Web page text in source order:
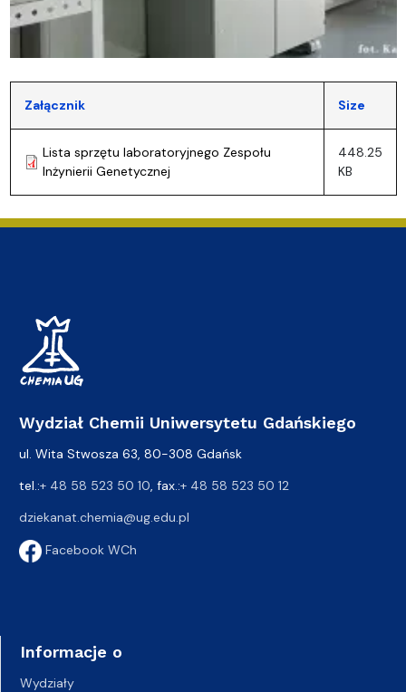
Załącznik Size
Lista sprzętu laboratoryjnego Zespołu
Inżynierii Genetycznej
448.25
KB
Wydział Chemii Uniwersytetu Gdańskiego
ul. Wita Stwosza 63, 80-308 Gdańsk
tel.:+ 48 58 523 50 10 , fax.:+ 48 58 523 50 12
dziekanat.chemia@ug.edu.pl
Facebook WCh
Informacje o
Wydziały